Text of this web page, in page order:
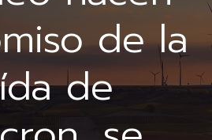
de la
de